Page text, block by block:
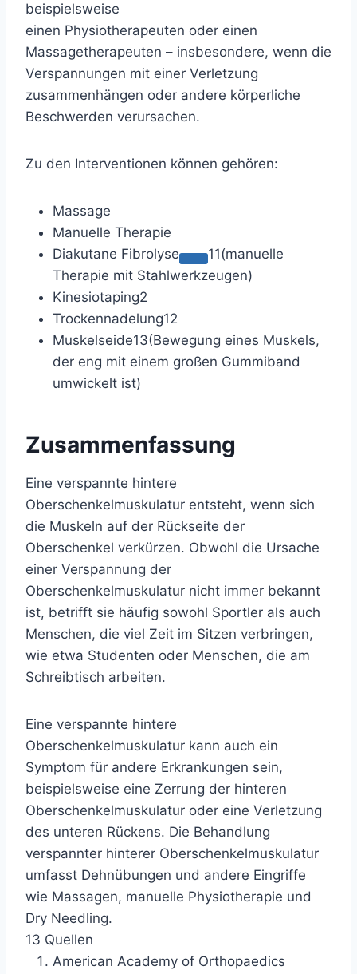
beispielsweise
einen Physiotherapeuten oder einen
Massagetherapeuten – insbesondere, wenn die
Verspannungen mit einer Verletzung
zusammenhängen oder andere körperliche
Beschwerden verursachen.
Zu den Interventionen können gehören:
Massage
Manuelle Therapie
Diakutane Fibrolyse
11(manuelle
Therapie mit Stahlwerkzeugen)
Kinesiotaping2
Trockennadelung12
Muskelseide13(Bewegung eines Muskels,
der eng mit einem großen Gummiband
umwickelt ist)
Zusammenfassung
Eine verspannte hintere
Oberschenkelmuskulatur entsteht, wenn sich
die Muskeln auf der Rückseite der
Oberschenkel verkürzen. Obwohl die Ursache
einer Verspannung der
Oberschenkelmuskulatur nicht immer bekannt
ist, betrifft sie häufig sowohl Sportler als auch
Menschen, die viel Zeit im Sitzen verbringen,
wie etwa Studenten oder Menschen, die am
Schreibtisch arbeiten.
Eine verspannte hintere
Oberschenkelmuskulatur kann auch ein
Symptom für andere Erkrankungen sein,
beispielsweise eine Zerrung der hinteren
Oberschenkelmuskulatur oder eine Verletzung
des unteren Rückens. Die Behandlung
verspannter hinterer Oberschenkelmuskulatur
umfasst Dehnübungen und andere Eingriffe
wie Massagen, manuelle Physiotherapie und
Dry Needling.
13 Quellen
American Academy of Orthopaedics